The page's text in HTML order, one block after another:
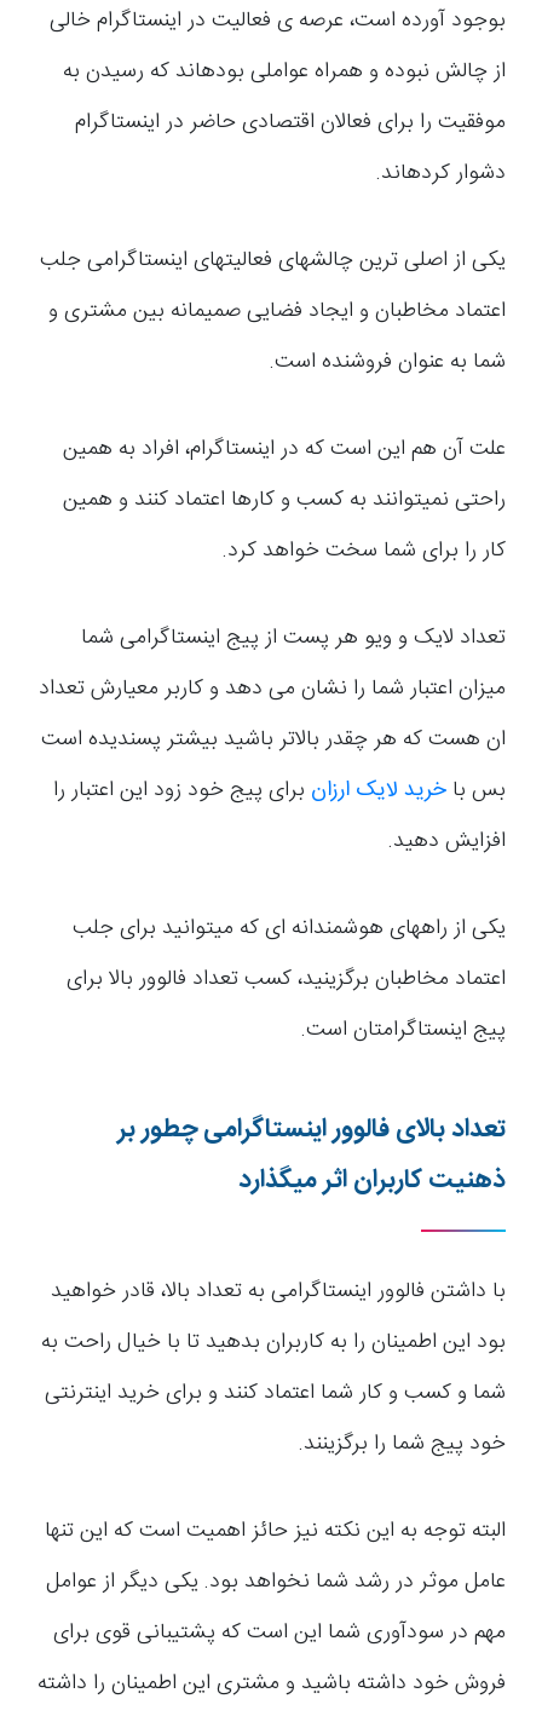
بوجود آورده است، عرصه ی فعالیت در اینستاگرام خالی
از چالش نبوده و همراه عواملی بوده­اند که رسیدن به
موفقیت را برای فعالان اقتصادی حاضر در اینستاگرام
دشوار کرده­اند.
یکی از اصلی ترین چالش­های فعالیت­های اینستاگرامی جلب
اعتماد مخاطبان و ایجاد فضایی صمیمانه بین مشتری و
شما به عنوان فروشنده است.
علت آن هم این است که در اینستاگرام، افراد به همین
راحتی نمی­توانند به کسب و کارها اعتماد کنند و همین
کار را برای شما سخت خواهد کرد.
تعداد لایک و ویو هر پست از پیج اینستاگرامی شما
میزان اعتبار شما را نشان می دهد و کاربر معیارش تعداد
ان هست که هر چقدر بالاتر باشید بیشتر پسندیده است
بس با خرید لایک ارزان برای پیج خود زود این اعتبار را
افزایش دهید.
یکی از راه­های هوشمندانه ای که می­توانید برای جلب
اعتماد مخاطبان برگزینید، کسب تعداد فالوور بالا برای
پیج اینستاگرامتان است.
تعداد بالای فالوور اینستاگرامی چطور بر
ذهنیت کاربران اثر می­گذارد
با داشتن فالوور اینستاگرامی به تعداد بالا، قادر خواهید
بود این اطمینان را به کاربران بدهید تا با خیال راحت به
شما و کسب و کار شما اعتماد کنند و برای خرید اینترنتی
خود پیج شما را برگزینند.
البته توجه به این نکته نیز حائز اهمیت است که این تنها
عامل موثر در رشد شما نخواهد بود. یکی دیگر از عوامل
مهم در سودآوری شما این است که پشتیبانی قوی برای
فروش خود داشته باشید و مشتری این اطمینان را داشته